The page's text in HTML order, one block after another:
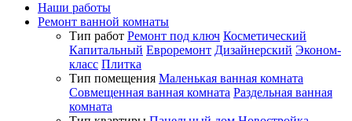
Наши работы
Ремонт ванной комнаты
Тип работ Ремонт под ключ Косметический
Капитальный Евроремонт Дизайнерский Эконом-
класс Плитка
Тип помещения Маленькая ванная комната
Совмещенная ванная комната Раздельная ванная
комната